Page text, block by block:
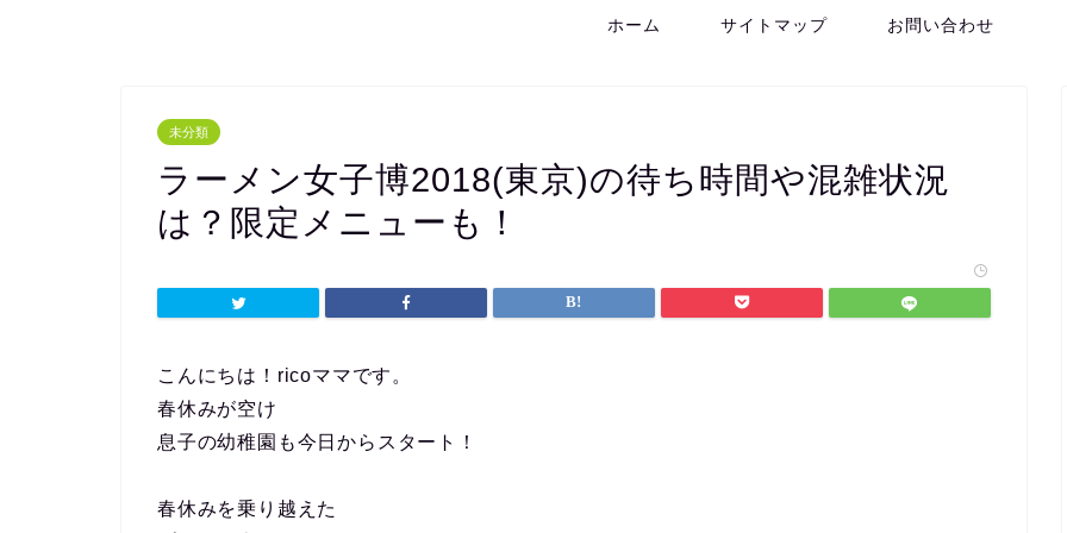
ホーム サイトマップ お問い合わせ
未分類
ラーメン女子博2018(東京)の待ち時間や混雑状況
は？限定メニューも！
こんにちは！ricoママです。
春休みが空け
息子の幼稚園も今日からスタート！
春休みを乗り越えた